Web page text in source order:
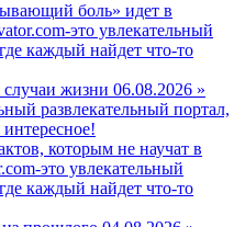
боль» идет в
это увлекательный
каждый найдет что-то
жизни 06.08.2026 »
развлекательный портал,
которым не научат в
это увлекательный
каждый найдет что-то